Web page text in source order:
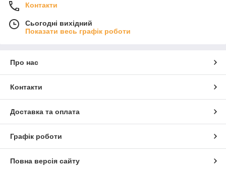
Контакти
Сьогодні вихідний
Показати весь графік роботи
Про нас
Контакти
Доставка та оплата
Графік роботи
Повна версія сайту